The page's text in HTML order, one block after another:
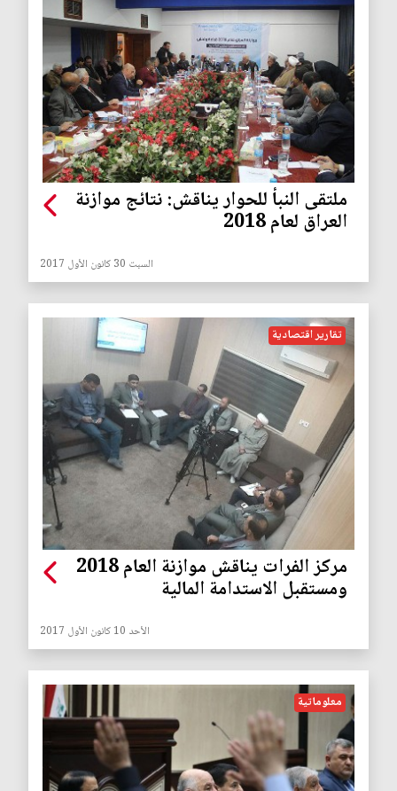
ملتقى النبأ للحوار يناقش: نتائج موازنة
العراق لعام 2018
السبت 30 كانون الأول 2017
تقارير اقتصادية
مركز الفرات يناقش موازنة العام 2018
ومستقبل الاستدامة المالية
الأحد 10 كانون الأول 2017
معلوماتية